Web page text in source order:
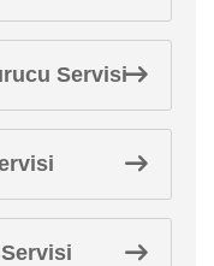
Servisi